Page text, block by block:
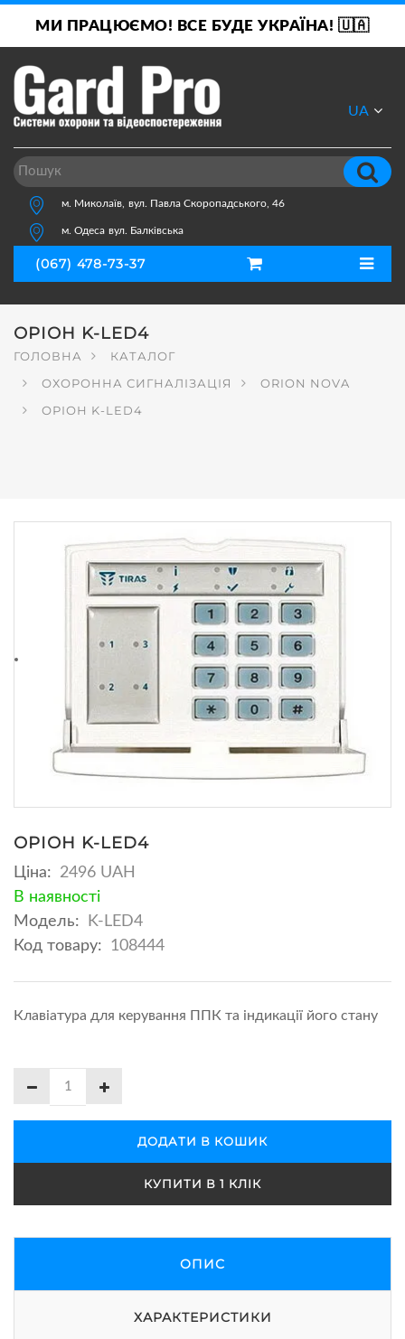
МИ ПРАЦЮЄМО! ВСЕ БУДЕ УКРАЇНА! 🇺🇦
м. Миколаїв, вул. Павла Скоропадського, 46
м. Одеса вул. Балківська
UA
RU
(067) 478-73-37
ОРІОН K-LED4
ГОЛОВНА
КАТАЛОГ
ОХОРОННА СИГНАЛІЗАЦІЯ
ORION NOVA
ОРІОН K-LED4
ОРІОН K-LED4
Ціна:
2496 UAH
В наявності
Модель:
K-LED4
Код товару:
108444
Клавіатура для керування ППК та індикації його стану
ДОДАТИ В КОШИК
КУПИТИ В 1 КЛІК
ОПИС
ХАРАКТЕРИСТИКИ